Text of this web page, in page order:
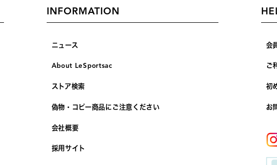
INFORMATION
ニュース
About LeSportsac
ストア検索
偽物・コピー商品にご注意ください
会社概要
採用サイト
会
ご
初
お